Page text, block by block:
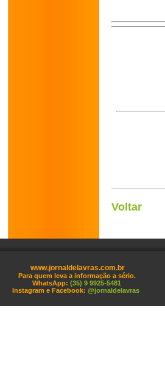
Voltar
www.jornaldelavras.com.br
Para quem leva a informação a sério.
WhatsApp: (35) 9 9925-5481
Instagram e Facebook: @jornaldelavras